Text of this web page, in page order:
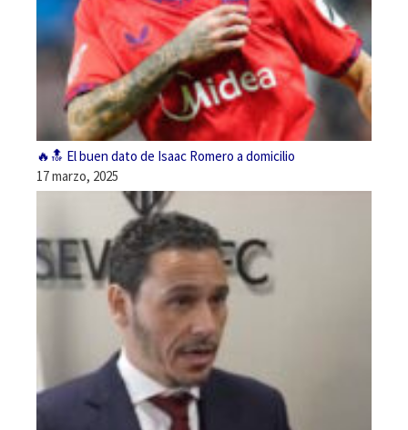
🔥🔝 El buen dato de Isaac Romero a domicilio
17 marzo, 2025